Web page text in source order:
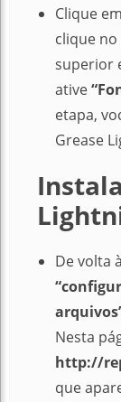
Clique em
clique
superior
ative
etapa,
Grease
De volta
Nesta
http://
que